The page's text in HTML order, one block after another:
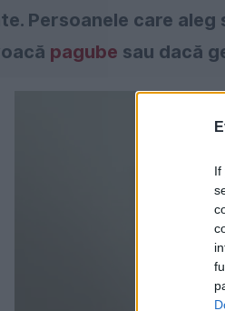
If
Persoanele care
pagube sau dacă